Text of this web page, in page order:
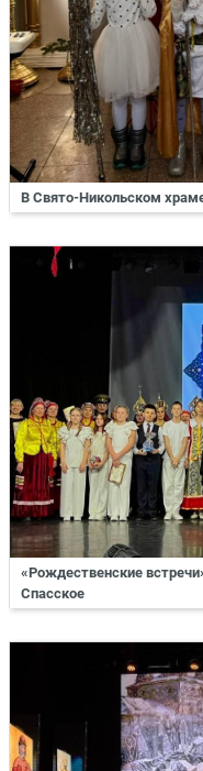
В Свято-Никольском
«Рождественские
Спасское